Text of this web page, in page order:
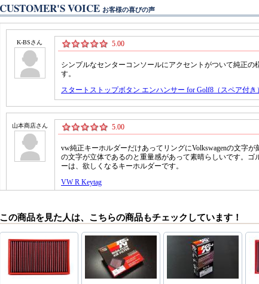
CUSTOMER'S VOICE お客様の喜びの声
この商品を見た人は、こちらの商品もチェックしています！